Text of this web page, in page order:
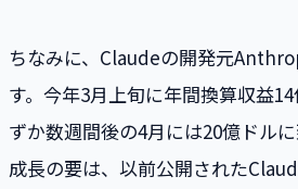
ちなみに、Claudeの開発元
す。今年3月上旬に年間換算収益
ずか数週間後の4月には20億ドルに
成長の要は、以前公開された